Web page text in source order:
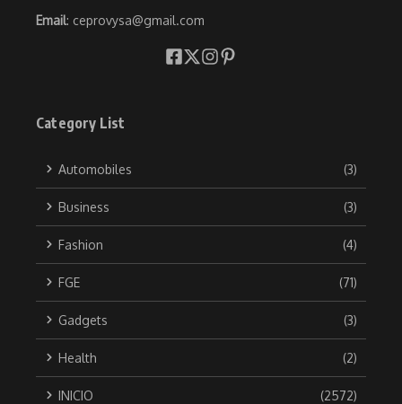
Email: ceprovysa@gmail.com
Category List
Automobiles (3)
Business (3)
Fashion (4)
FGE (71)
Gadgets (3)
Health (2)
INICIO (2572)